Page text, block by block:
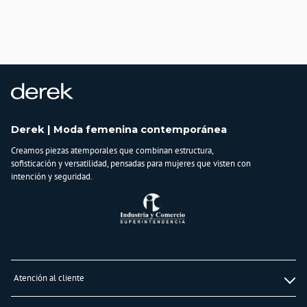
Derek | Moda femenina contemporánea
Creamos piezas atemporales que combinan estructura,
sofisticación y versatilidad, pensadas para mujeres que visten con
intención y seguridad.
Atención al cliente